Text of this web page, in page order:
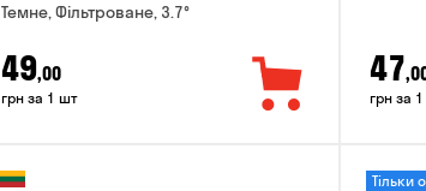
Темне, Фільтроване, 3.7°
49,00
грн за 1 шт
47
грн за
Тільки